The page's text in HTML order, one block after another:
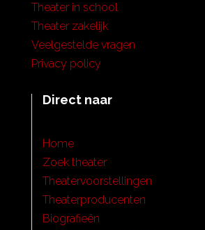
Theater in school
Theater zakelijk
Veelgestelde vragen
Privacy policy
Direct naar
Home
Zoek theater
Theatervoorstellingen
Theaterproducenten
Biografieën